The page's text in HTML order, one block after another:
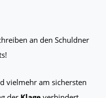
an den Schuldner
vielmehr am sichersten